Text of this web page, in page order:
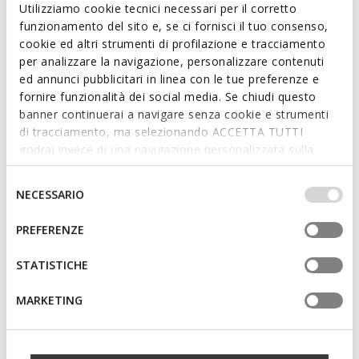
Utilizziamo cookie tecnici necessari per il corretto
funzionamento del sito e, se ci fornisci il tuo consenso,
cookie ed altri strumenti di profilazione e tracciamento
per analizzare la navigazione, personalizzare contenuti
ed annunci pubblicitari in linea con le tue preferenze e
fornire funzionalità dei social media. Se chiudi questo
banner continuerai a navigare senza cookie e strumenti
di tracciamento, ma selezionando ACCETTA TUTTI
godrai invece di una navigazione personalizzata sulla
base dei tuoi gusti ed interessi. Selezionando
IMPOSTAZIONI potrai anche scegliere quali cookies ed
altri strumenti di tracciamento autorizzare. Per maggiori
informazioni o per modificare in qualsiasi momento le
tue impostazioni, visita la nostra
consenso
NECESSARIO
PREFERENZE
STATISTICHE
MARKETING
ITEM CODE:D65AXA00085C1010
Features
Thickness of sole: 1 cm / 0.4"
Lace fastening; Removable insole
Materials
You may also like